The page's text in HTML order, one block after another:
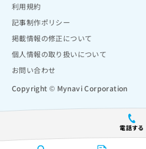
電話する
利用規約
記事制作ポリシー
掲載情報の修正について
個人情報の取り扱いについて
お問い合わせ
Copyright © Mynavi Corporation